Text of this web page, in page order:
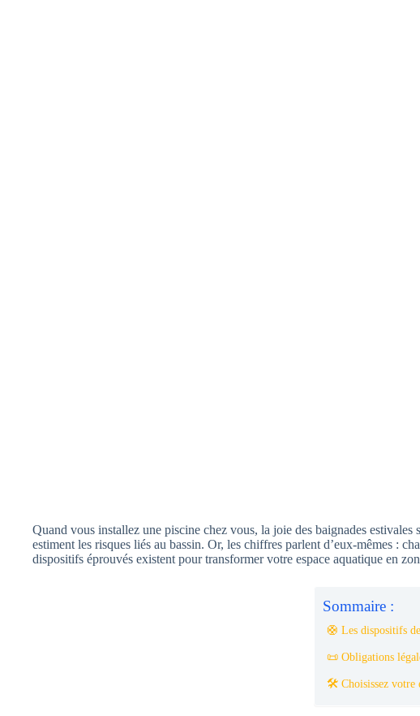
Quand vous installez une piscine chez vous, la joie des baignades
estiment les risques liés au bassin. Or, les chiffres parlent d’eux-mêmes :
dispositifs éprouvés existent pour transformer votre espace aquatique en
Sommaire :
🛟 Les dispositifs
📜 Obligations
🛠️ Choisissez votre